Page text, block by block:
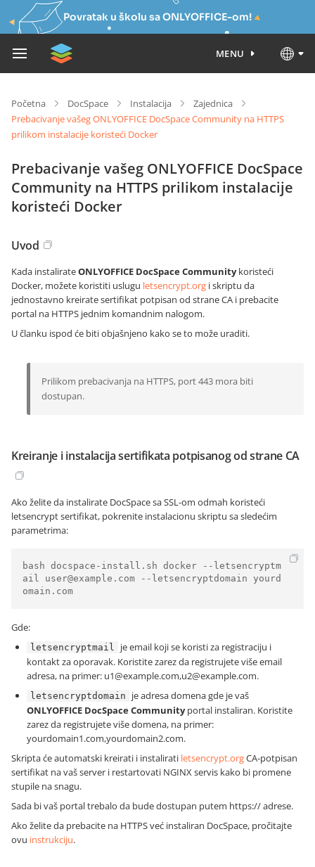
Povratak u školu sa ONLYOFFICE-om!
MENU
Početna DocSpace Instalacija
Zajednica
Prebacivanje vašeg ONLYOFFICE DocSpace Community na HTTPS
prilikom instalacije koristeći Docker
Prebacivanje vašeg ONLYOFFICE DocSpace
Community na HTTPS prilikom instalacije
koristeći Docker
Uvod
Kada instalirateONLYOFFICE DocSpace Communitykoristeći
Docker, možete koristiti uslugu letsencrypt.org i skriptu da
jednostavno kreirate sertifikat potpisan od strane CA i prebacite
portal na HTTPS jednim komandnim nalogom.
U članku ispod će biti objašnjeno kako se to može uraditi.
Prilikom prebacivanja na HTTPS, port 443 mora biti
dostupan.
Kreiranje i instalacija sertifikata potpisanog od strane CA
Ako želite da instalirate DocSpace sa SSL-om odmah koristeći
letsencrypt sertifikat, pokrenite instalacionu skriptu sa sledećim
parametrima:
bash docspace-install.sh docker --letsencryptm
ail user@example.com --letsencryptdomain yourd
omain.com
Gde:
letsencryptmail
je email koji se koristi za registraciju i
kontakt za oporavak. Koristite zarez da registrujete više email
adresa, na primer: u1@example.com,u2@example.com.
letsencryptdomain
je adresa domena gde je vaš
ONLYOFFICE DocSpace Communityportal instaliran. Koristite
zarez da registrujete više domena, na primer:
yourdomain1.com,yourdomain2.com.
Skripta će automatski kreirati i instalirati letsencrypt.orgCA-potpisan
sertifikat na vaš server i restartovati NGINX servis kako bi promene
stupile na snagu.
Sada bi vaš portal trebalo da bude dostupan putem https://adrese.
Ako želite da prebacite na HTTPS već instaliran DocSpace, pročitajte
ovu instrukciju.